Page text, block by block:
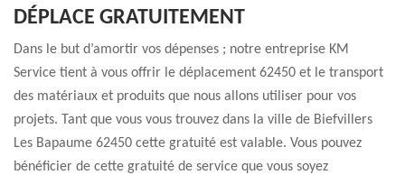
DÉPLACE GRATUITEMENT
Dans le but d’amortir vos dépenses ; notre entreprise KM
Service tient à vous offrir le déplacement 62450 et le transport
des matériaux et produits que nous allons utiliser pour vos
projets. Tant que vous vous trouvez dans la ville de Biefvillers
Les Bapaume 62450 cette gratuité est valable. Vous pouvez
bénéficier de cette gratuité de service que vous soyez